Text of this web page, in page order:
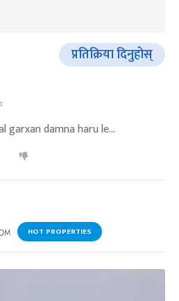
प्रतिक्रिया दिनुहोस्
garxan damna haru le...
HOT PROPERTIES